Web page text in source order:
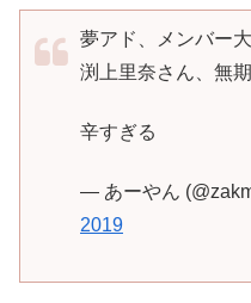
夢アド、メンバー
渕上里奈さん、無
辛すぎる
— あーやん
2019